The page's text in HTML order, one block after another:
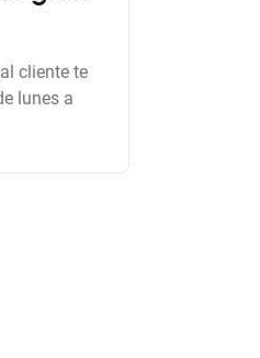
cliente te
lunes a